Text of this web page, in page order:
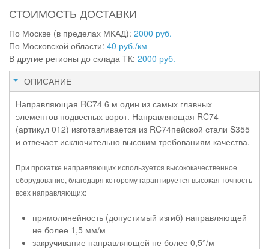
СТОИМОСТЬ ДОСТАВКИ
По Москве (в пределах МКАД): 2000 руб.
По Московской области: 40 руб./км
В другие регионы до склада ТК: 2000 руб.
ОПИСАНИЕ
Направляющая RC74 6 м один из самых главных
элементов подвесных ворот. Направляющая RC74
(артикул 012) изготавливается из RC74пейской стали S355
и отвечает исключительно высоким требованиям качества.
При прокатке направляющих используется высококачественное
оборудование, благодаря которому гарантируется высокая точность
всех направляющих:
прямолинейность (допустимый изгиб) направляющей
не более 1,5 мм/м
закручивание направляющей не более 0,5°/м